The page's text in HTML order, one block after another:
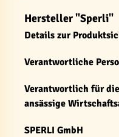
Hersteller "Sperli"
Details zur
Verantwortliche
Verantwortlich für
ansässige
SPERLI GmbH